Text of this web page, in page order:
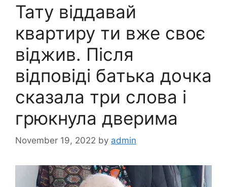
Тату віддавай
квартиру ти вже своє
віджив. Після
відповіді батька дочка
сказала три слова і
гpюкнула дверима
November 19, 2022 by admin